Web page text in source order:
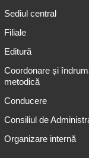
Sediul central
Filiale
Editură
Coordonare și
metodică
Conducere
Consiliul de
Organizare internă